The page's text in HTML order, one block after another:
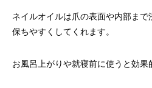
ネイルオイルは爪の表面や内部ま
保ちやすくしてくれます。
お風呂上がりや就寝前に使うと効果